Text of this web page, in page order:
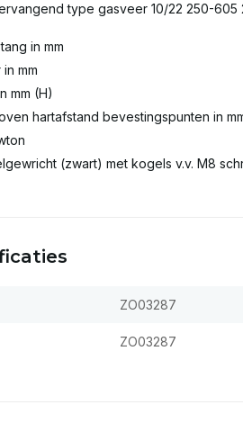
type gasveer 10/22 250-605
in mm
mm
mm (H)
hartafstand bevestingspunten in
(zwart) met kogels v.v. M8
ZO03287
ZO03287